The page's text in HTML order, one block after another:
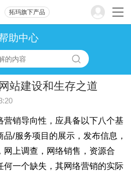
拓玛旗下产品
助中心
站建设和生存之道
营销导向性，应具备以下八个基
/服务项目的展示，发布信息，
网上调查，网络销售，资源合
何一个缺失，其网络营销的实际